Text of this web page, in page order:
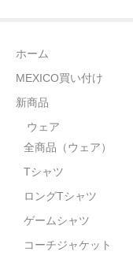
ORIGINAL
STILL 90’s
Brown Pride
全商品（ORIGINAL）
ハニーカムトライプ
ホーム
MEXICO買い付け
新商品
ウェア
全商品（ウェア）
Tシャツ
ロングTシャツ
ゲームシャツ
コーチジャケット